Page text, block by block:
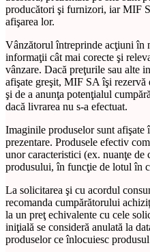
producători şi furnizori, iar MIF
afişarea lor.
Vânzătorul întreprinde acţiuni în
informaţii cât mai corecte şi
vânzare. Dacă preţurile sau alte
afişate greşit, MIF SA îşi rezervă
şi de a anunţa potenţialul
dacă livrarea nu s-a efectuat.
Imaginile produselor sunt
prezentare. Produsele efectiv
unor caracteristici (ex. nuanţe de
produsului, în funcţie de lotul în
La solicitarea şi cu acordul
recomanda cumpărătorului
la un preţ echivalente cu cele
iniţială se consideră anulată la
produselor ce înlocuiesc